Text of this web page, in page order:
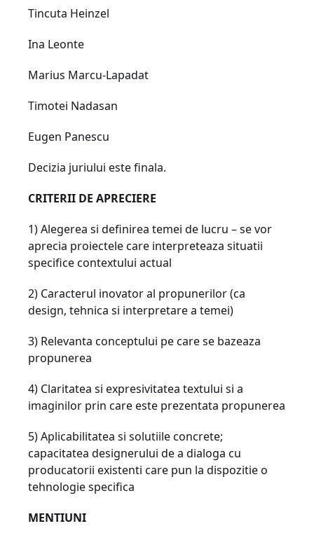
Tincuta Heinzel
Ina Leonte
Marius Marcu-Lapadat
Timotei Nadasan
Eugen Panescu
Decizia juriului este finala.
CRITERII DE APRECIERE
1) Alegerea si definirea temei de lucru – se vor
aprecia proiectele care interpreteaza situatii
specifice contextului actual
2) Caracterul inovator al propunerilor (ca
design, tehnica si interpretare a temei)
3) Relevanta conceptului pe care se bazeaza
propunerea
4) Claritatea si expresivitatea textului si a
imaginilor prin care este prezentata propunerea
5) Aplicabilitatea si solutiile concrete;
capacitatea designerului de a dialoga cu
producatorii existenti care pun la dispozitie o
tehnologie specifica
MENTIUNI